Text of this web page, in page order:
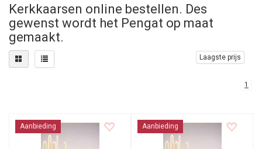
Kerkkaarsen online bestellen. Des
gewenst wordt het Pengat op maat
gemaakt.
Laagste prijs
1
Aanbieding Aanbieding